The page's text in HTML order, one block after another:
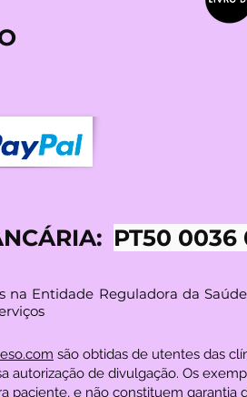
PT50 0036
na Entidade Reguladora da
são obtidas de utentes das
autorização de divulgação. Os
paciente, e não constituem garantia